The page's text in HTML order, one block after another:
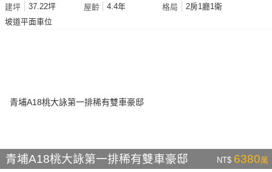
建坪 37.22坪 屋齡 4.4年 格局
2房1廳1衛
坡道平面車位
青埔A18桃大詠第一排稀有雙車豪邸 NT$ 6380萬